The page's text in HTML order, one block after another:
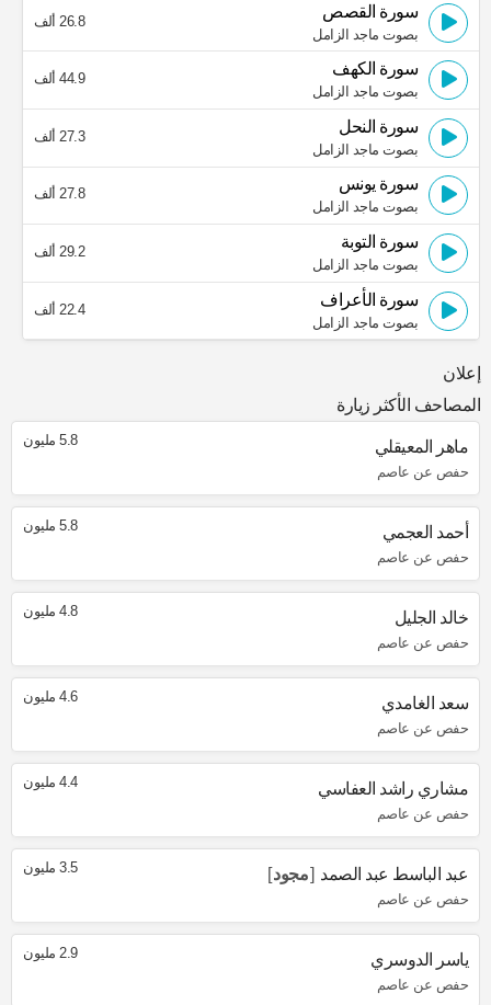
سورة القصص
بصوت ماجد الزامل
26.8 ألف
سورة الكهف
بصوت ماجد الزامل
44.9 ألف
سورة النحل
بصوت ماجد الزامل
27.3 ألف
سورة يونس
بصوت ماجد الزامل
27.8 ألف
سورة التوبة
بصوت ماجد الزامل
29.2 ألف
سورة الأعراف
بصوت ماجد الزامل
22.4 ألف
إعلان
المصاحف الأكثر زيارة
ماهر المعيقلي
حفص عن عاصم
5.8 مليون
أحمد العجمي
حفص عن عاصم
5.8 مليون
خالد الجليل
حفص عن عاصم
4.8 مليون
سعد الغامدي
حفص عن عاصم
4.6 مليون
مشاري راشد العفاسي
حفص عن عاصم
4.4 مليون
عبد الباسط عبد الصمد مجود
حفص عن عاصم
3.5 مليون
ياسر الدوسري
حفص عن عاصم
2.9 مليون